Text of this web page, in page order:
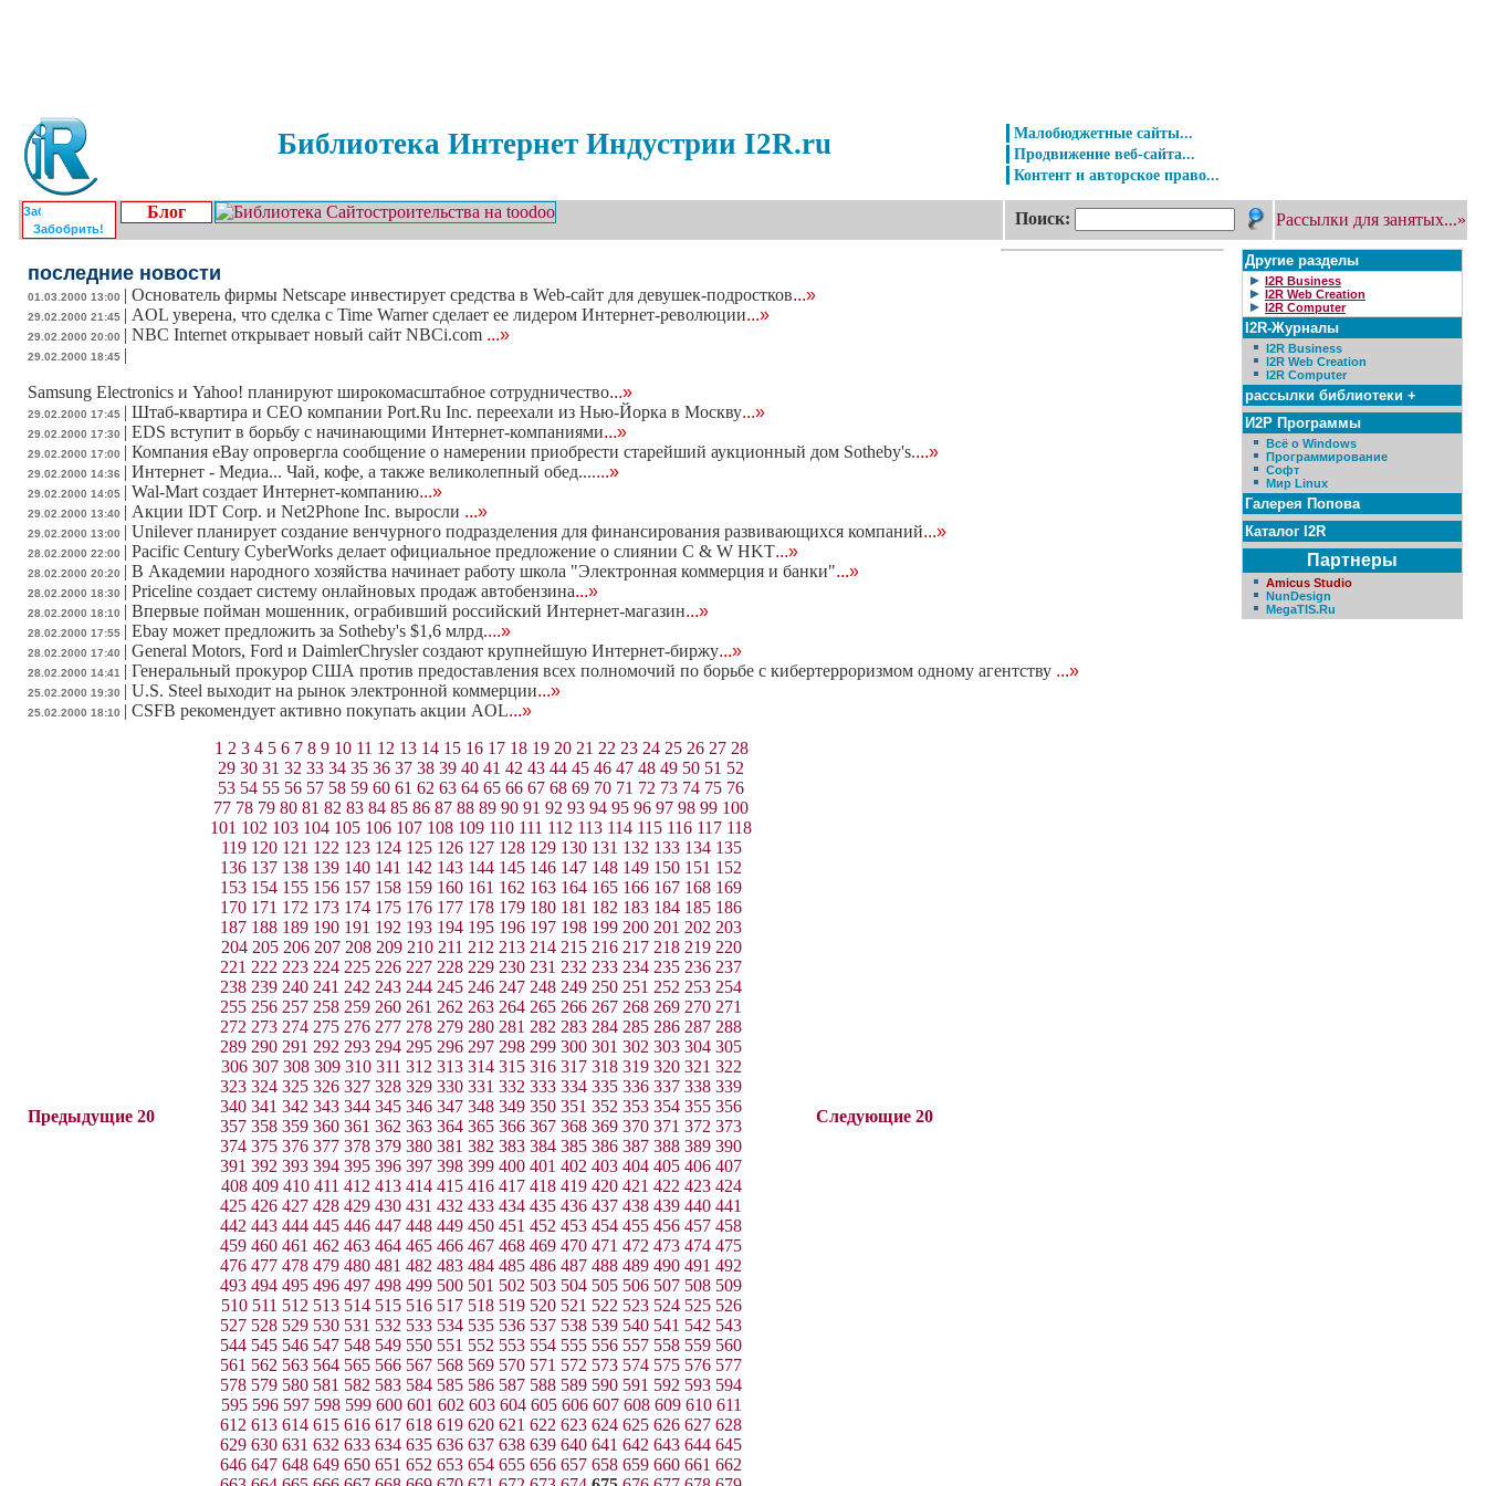
Библиотека Интернет Индустрии I2R.ru
Малобюджетные сайты...
Продвижение веб-сайта...
Контент и авторское право...
Забобрить!
Блог Поиск: Рассылки для занятых...»
последние новости
01.03.2000 13:00 | Основатель фирмы Netscape инвестирует средства в Web-сайт для девушек-подростков...»
29.02.2000 21:45 | AOL уверена, что сделка с Time Warner сделает ее лидером Интернет-революции...»
29.02.2000 20:00 | NBC Internet открывает новый сайт NBCi.com ...»
29.02.2000 18:45 |
Samsung Electronics и Yahoo! планируют широкомасштабное сотрудничество...»
29.02.2000 17:45 | Штаб-квартира и CEO компании Port.Ru Inc. переехали из Нью-Йорка в Москву...»
29.02.2000 17:30 | EDS вступит в борьбу с начинающими Интернет-компаниями...»
29.02.2000 17:00 | Компания eBay опровергла сообщение о намерении приобрести старейший аукционный дом Sotheby's....»
29.02.2000 14:36 | Интернет - Медиа... Чай, кофе, а также великолепный обед.......»
29.02.2000 14:05 | Wal-Mart создает Интернет-компанию...»
29.02.2000 13:40 | Акции IDT Corp. и Net2Phone Inc. выросли ...»
29.02.2000 13:00 | Unilever планирует создание венчурного подразделения для финансирования развивающихся компаний...»
28.02.2000 22:00 | Pacific Century CyberWorks делает официальное предложение о слиянии C & W HKT...»
28.02.2000 20:20 | В Академии народного хозяйства начинает работу школа "Электронная коммерция и банки"...»
28.02.2000 18:30 | Priceline создает систему онлайновых продаж автобензина...»
28.02.2000 18:10 | Впервые пойман мошенник, ограбивший российский Интернет-магазин...»
28.02.2000 17:55 | Ebay может предложить за Sotheby's $1,6 млрд....»
28.02.2000 17:40 | General Motors, Ford и DaimlerChrysler создают крупнейшую Интернет-биржу...»
28.02.2000 14:41 | Генеральный прокурор США против предоставления всех полномочий по борьбе с кибертерроризмом одному агентству ...»
25.02.2000 19:30 | U.S. Steel выходит на рынок электронной коммерции...»
25.02.2000 18:10 | CSFB рекомендует активно покупать акции AOL...»
Предыдущие 20
1 2 3 4 5 6 7 8 9 10 11 12 13 14 15 16 17 18 19 20 21 22 23 24 25 26 27 28
29 30 31 32 33 34 35 36 37 38 39 40 41 42 43 44 45 46 47 48 49 50 51 52
53 54 55 56 57 58 59 60 61 62 63 64 65 66 67 68 69 70 71 72 73 74 75 76
77 78 79 80 81 82 83 84 85 86 87 88 89 90 91 92 93 94 95 96 97 98 99 100
101 102 103 104 105 106 107 108 109 110 111 112 113 114 115 116 117 118
119 120 121 122 123 124 125 126 127 128 129 130 131 132 133 134 135
136 137 138 139 140 141 142 143 144 145 146 147 148 149 150 151 152
153 154 155 156 157 158 159 160 161 162 163 164 165 166 167 168 169
170 171 172 173 174 175 176 177 178 179 180 181 182 183 184 185 186
187 188 189 190 191 192 193 194 195 196 197 198 199 200 201 202 203
204 205 206 207 208 209 210 211 212 213 214 215 216 217 218 219 220
221 222 223 224 225 226 227 228 229 230 231 232 233 234 235 236 237
238 239 240 241 242 243 244 245 246 247 248 249 250 251 252 253 254
255 256 257 258 259 260 261 262 263 264 265 266 267 268 269 270 271
272 273 274 275 276 277 278 279 280 281 282 283 284 285 286 287 288
289 290 291 292 293 294 295 296 297 298 299 300 301 302 303 304 305
306 307 308 309 310 311 312 313 314 315 316 317 318 319 320 321 322
323 324 325 326 327 328 329 330 331 332 333 334 335 336 337 338 339
340 341 342 343 344 345 346 347 348 349 350 351 352 353 354 355 356
357 358 359 360 361 362 363 364 365 366 367 368 369 370 371 372 373
374 375 376 377 378 379 380 381 382 383 384 385 386 387 388 389 390
391 392 393 394 395 396 397 398 399 400 401 402 403 404 405 406 407
408 409 410 411 412 413 414 415 416 417 418 419 420 421 422 423 424
425 426 427 428 429 430 431 432 433 434 435 436 437 438 439 440 441
442 443 444 445 446 447 448 449 450 451 452 453 454 455 456 457 458
459 460 461 462 463 464 465 466 467 468 469 470 471 472 473 474 475
476 477 478 479 480 481 482 483 484 485 486 487 488 489 490 491 492
493 494 495 496 497 498 499 500 501 502 503 504 505 506 507 508 509
510 511 512 513 514 515 516 517 518 519 520 521 522 523 524 525 526
527 528 529 530 531 532 533 534 535 536 537 538 539 540 541 542 543
544 545 546 547 548 549 550 551 552 553 554 555 556 557 558 559 560
561 562 563 564 565 566 567 568 569 570 571 572 573 574 575 576 577
578 579 580 581 582 583 584 585 586 587 588 589 590 591 592 593 594
595 596 597 598 599 600 601 602 603 604 605 606 607 608 609 610 611
612 613 614 615 616 617 618 619 620 621 622 623 624 625 626 627 628
629 630 631 632 633 634 635 636 637 638 639 640 641 642 643 644 645
646 647 648 649 650 651 652 653 654 655 656 657 658 659 660 661 662
Следующие 20
Другие разделы
I2R Business
I2R Web Creation
I2R Computer
I2R-Журналы
I2R Business
I2R Web Creation
I2R Computer
рассылки библиотеки +
И2Р Программы
Всё о Windows
Программирование
Софт
Мир Linux
Галерея Попова
Каталог I2R
Партнеры
Amicus Studio
NunDesign
MegaTIS.Ru